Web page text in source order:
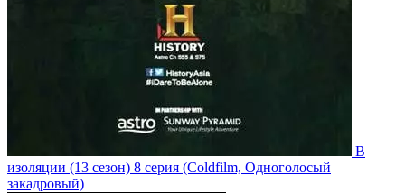
В
изоляции (13 сезон) 8 серия (Coldfilm, Одноголосый
закадровый)